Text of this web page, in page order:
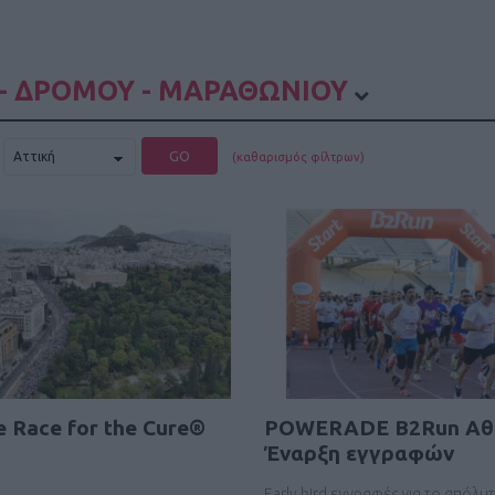
ΔΡΟΜΟΥ - ΜΑΡΑΘΩΝΙΟΥ
GO (καθαρισμός φίλτρων)
Race for the Cure®
POWERADE B2Run
Έναρξη εγγραφών